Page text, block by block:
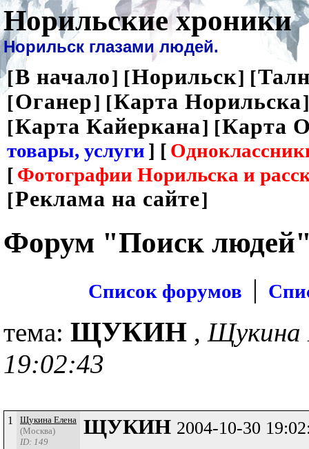
Норильские хроники
Норильск глазами людей.
[В начало] [Норильск] [
[Оганер] [Карта Норильска
[Карта Кайеркана] [Карта
товары, услуги ] [
[ Фотографии Норильска и
[Реклама на сайте]
Форум "Поиск
Список форумов |
тема: ЩУКИН , Щукина
19:02:43
1
Щукина Елена
(Москва)
ID: 149
ЩУКИН 2004-10-30